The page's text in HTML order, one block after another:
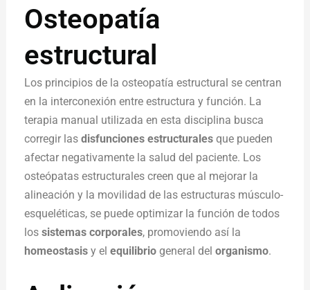
Osteopatía
estructural
Los principios de la osteopatía estructural se centran
en la interconexión entre estructura y función. La
terapia manual utilizada en esta disciplina busca
corregir las disfunciones estructurales que pueden
afectar negativamente la salud del paciente. Los
osteópatas estructurales creen que al mejorar la
alineación y la movilidad de las estructuras músculo-
esqueléticas, se puede optimizar la función de todos
lossistemas corporales, promoviendo así la
homeostasis y elequilibriogeneral delorganismo.